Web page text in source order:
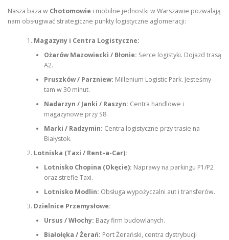
Nasza baza w Chotomowie i mobilne jednostki w Warszawie pozwalają
nam obsługiwać strategiczne punkty logistyczne aglomeracji:
Magazyny i Centra Logistyczne:
Ożarów Mazowiecki / Błonie: Serce logistyki. Dojazd trasą
A2.
Pruszków / Parzniew: Millenium Logistic Park. Jesteśmy
tam w 30 minut.
Nadarzyn / Janki / Raszyn: Centra handlowe i
magazynowe przy S8.
Marki / Radzymin: Centra logistyczne przy trasie na
Białystok.
Lotniska (Taxi / Rent-a-Car):
Lotnisko Chopina (Okęcie): Naprawy na parkingu P1/P2
oraz strefie Taxi.
Lotnisko Modlin: Obsługa wypożyczalni aut i transferów.
Dzielnice Przemysłowe:
Ursus / Włochy: Bazy firm budowlanych.
Białołęka / Żerań: Port Żerański, centra dystrybucji